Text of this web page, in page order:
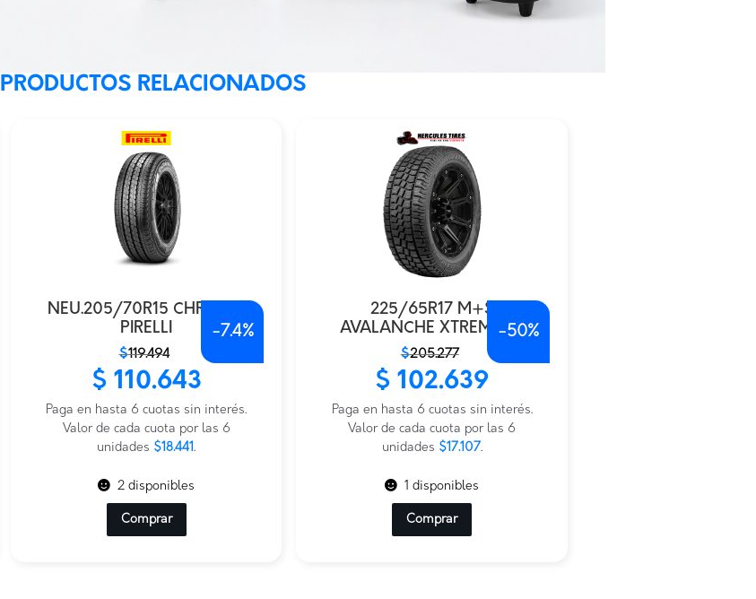
PRODUCTOS RELACIONADOS
NEU.205/70R15 CHRONO
PIRELLI
$119.494
era:
$119.494.
es:
$110.643.
$ 110.643
Paga en hasta 6 cuotas sin interés.
Valor de cada cuota por las 6
unidades $18.441.
-7.4%
2 disponibles
Comprar
225/65R17 M+S
AVALANCHE XTREME AT
$205.277
era:
$205.277.
es:
$102.639.
$102.639
Paga en hasta 6 cuotas sin interés.
Valor de cada cuota por las 6
unidades $17.107.
-50%
1 disponibles
Comprar